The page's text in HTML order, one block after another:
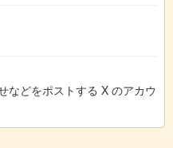
などをポストする X のアカウ